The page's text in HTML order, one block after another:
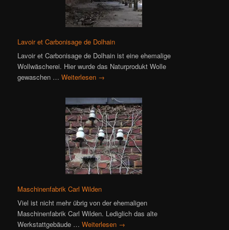
Lavoir et Carbonisage de Dolhain
Lavoir et Carbonisage de Dolhain ist eine ehemalige
Wollwäscherei. Hier wurde das Naturprodukt Wolle
gewaschen …Weiterlesen →
Maschinenfabrik Carl Wilden
Viel ist nicht mehr übrig von der ehemaligen
Maschinenfabrik Carl Wilden. Lediglich das alte
Werkstattgebäude …Weiterlesen →